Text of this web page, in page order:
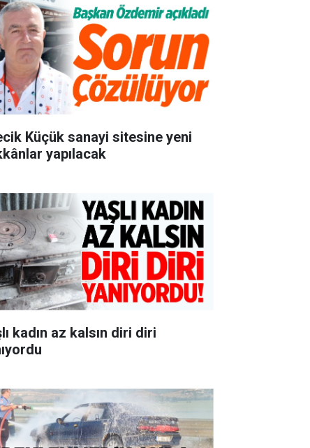
Küçük sanayi sitesine yeni
yapılacak
kadın az kalsın diri diri